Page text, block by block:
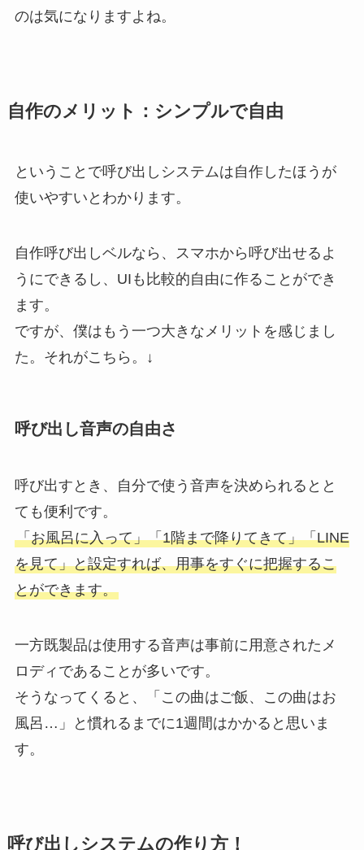
のは気になりますよね。
自作のメリット：シンプルで自由
ということで呼び出しシステムは自作したほうが
使いやすいとわかります。
自作呼び出しベルなら、スマホから呼び出せるよ
うにできるし、UIも比較的自由に作ることができ
ます。
ですが、僕はもう一つ大きなメリットを感じまし
た。それがこちら。↓
呼び出し音声の自由さ
呼び出すとき、自分で使う音声を決められるとと
ても便利です。
「お風呂に入って」「1階まで降りてきて」「LINE
を見て」と設定すれば、用事をすぐに把握するこ
とができます。
一方既製品は使用する音声は事前に用意されたメ
ロディであることが多いです。
そうなってくると、「この曲はご飯、この曲はお
風呂…」と慣れるまでに1週間はかかると思いま
す。
呼び出しシステムの作り方！